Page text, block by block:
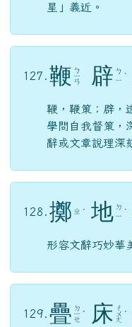
星」義近。
127. 鞭 ㄅ
ㄧ
ㄢ 辟 ㄅ
ㄧ ˋ
鞭，鞭策；辟，
學問自我督策，
辭或文章說理深
128. 擲 ㄓ ˊ 地 ㄉ
ㄧ ˋ
形容文辭巧妙華
129. 疊 ㄉ
ㄧ
ㄝ
ˊ 床 ㄔ
ㄨ
ㄤ
ˊ